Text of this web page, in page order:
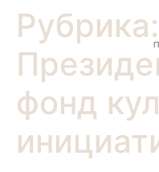
Рубрика:
фонд